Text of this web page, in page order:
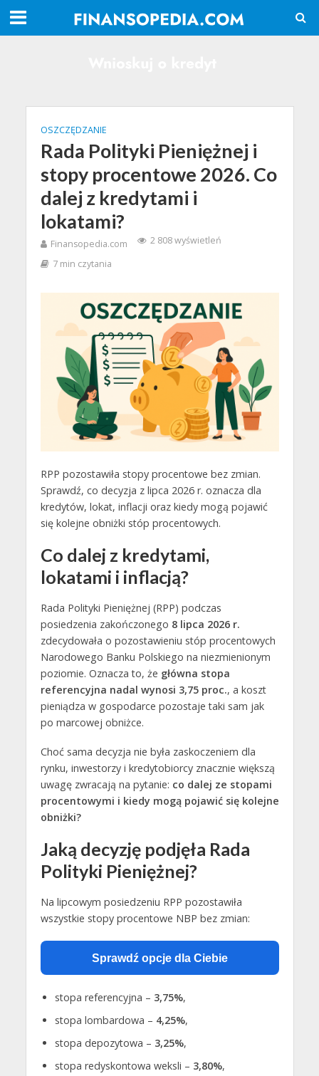
OSZCZĘDZANIE
Rada Polityki Pieniężnej i
stopy procentowe 2026. Co
dalej z kredytami i
lokatami?
Finansopedia.com
2 808 wyświetleń
7 min czytania
RPP pozostawiła stopy procentowe bez zmian.
Sprawdź, co decyzja z lipca 2026 r. oznacza dla
kredytów, lokat, inflacji oraz kiedy mogą pojawić
się kolejne obniżki stóp procentowych.
Co dalej z kredytami,
lokatami i inflacją?
Rada Polityki Pieniężnej (RPP) podczas
posiedzenia zakończonego 8 lipca 2026 r.
zdecydowała o pozostawieniu stóp procentowych
Narodowego Banku Polskiego na niezmienionym
poziomie. Oznacza to, że główna stopa
referencyjna nadal wynosi 3,75 proc., a koszt
pieniądza w gospodarce pozostaje taki sam jak
po marcowej obniżce.
Choć sama decyzja nie była zaskoczeniem dla
rynku, inwestorzy i kredytobiorcy znacznie większą
uwagę zwracają na pytanie: co dalej ze stopami
procentowymi i kiedy mogą pojawić się kolejne
obniżki?
Jaką decyzję podjęła Rada
Polityki Pieniężnej?
Na lipcowym posiedzeniu RPP pozostawiła
wszystkie stopy procentowe NBP bez zmian:
Sprawdź opcje dla Ciebie
stopa referencyjna – 3,75%,
stopa lombardowa – 4,25%,
stopa depozytowa – 3,25%,
stopa redyskontowa weksli – 3,80%,